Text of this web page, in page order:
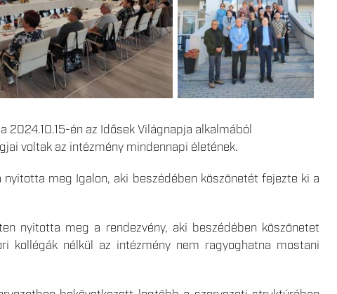
én az Idősek Világnapja alkalmából
voltak az intézmény mindennapi életének.
meg Igalon, aki beszédében köszönetét fejezte ki a
nyitotta meg a rendezvény, aki beszédében köszönetet
kollégák nélkül az intézmény nem ragyoghatna mostani